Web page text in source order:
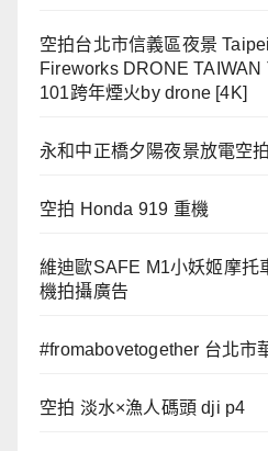
空拍台北市信義區夜景
Fireworks DRONE
101跨年煙火by drone [4K]
永和中正橋夕陽夜景放電空拍
空拍 Honda 919 重機
維迪歐SAFE M1小妖姬摩托
機拍攝廣告
#fromabovetogether 台北市
空拍 淡水×漁人碼頭 dji p4